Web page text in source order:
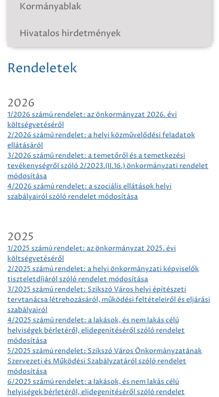
Kormányablak
Hivatalos hirdetmények
Rendeletek
2026
1/2026 számú rendelet: az önkormányzat 2026. évi
költségvetéséről
2/2026 számú rendelet: a helyi közművelődési feladatok
ellátásáról
3/2026 számú rendelet: a temetőről és a temetkezési
tevékenységről szóló 2/2023.(II.16.) önkormányzati rendelet
módosítása
4/2026 számú rendelet: a szociális ellátások helyi
szabályairól szóló rendelet módosítása
2025
1/2025 számú rendelet: az önkormányzat 2025. évi
költségvetéséről
2/2025 számú rendelet: a helyi önkormányzati képviselők
tiszteletdíjáról szóló rendelet módosítása
3/2025 számú rendelet: Szikszó Város helyi építészeti
tervtanácsa létrehozásáról, működési feltételeiről és eljárási
szabályairól
4/2025 számú rendelet: a lakások, és nem lakás célú
helyiségek bérletéről, elidegenítéséről szóló rendelet
módosítása
5/2025 számú rendelet: Szikszó Város Önkormányzatának
Szervezeti és Működési Szabályzatáról szóló rendelet
módosítása
6/2025 számú rendelet: a lakások, és nem lakás célú
helyiségek bérletéről, elidegenítéséről szóló rendelet